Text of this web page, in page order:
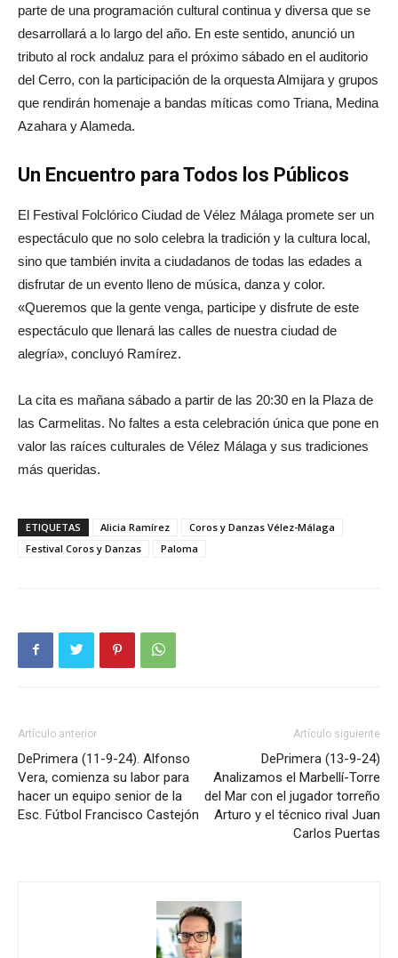
parte de una programación cultural continua y diversa que se
desarrollará a lo largo del año. En este sentido, anunció un
tributo al rock andaluz para el próximo sábado en el auditorio
del Cerro, con la participación de la orquesta Almijara y grupos
que rendirán homenaje a bandas míticas como Triana, Medina
Azahara y Alameda.
Un Encuentro para Todos los Públicos
El Festival Folclórico Ciudad de Vélez Málaga promete ser un
espectáculo que no solo celebra la tradición y la cultura local,
sino que también invita a ciudadanos de todas las edades a
disfrutar de un evento lleno de música, danza y color.
«Queremos que la gente venga, participe y disfrute de este
espectáculo que llenará las calles de nuestra ciudad de
alegría», concluyó Ramírez.
La cita es mañana sábado a partir de las 20:30 en la Plaza de
las Carmelitas. No faltes a esta celebración única que pone en
valor las raíces culturales de Vélez Málaga y sus tradiciones
más queridas.
ETIQUETAS Alicia Ramírez
Coros y Danzas Vélez-Málaga
Festival Coros y Danzas
Paloma
Artículo anterior
DePrimera (11-9-24). Alfonso
Vera, comienza su labor para
hacer un equipo senior de la
Esc. Fútbol Francisco Castejón
Artículo siguiente
DePrimera (13-9-24)
Analizamos el Marbellí-Torre
del Mar con el jugador torreño
Arturo y el técnico rival Juan
Carlos Puertas